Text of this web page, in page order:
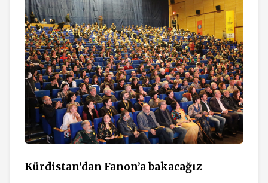
Kürdistan’dan Fanon’a bakacağız